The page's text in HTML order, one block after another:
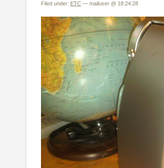
Filed under: ETC — mailuser @ 18:24:28